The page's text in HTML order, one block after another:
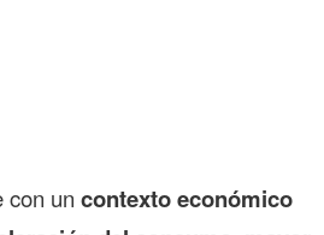
con un contexto económico